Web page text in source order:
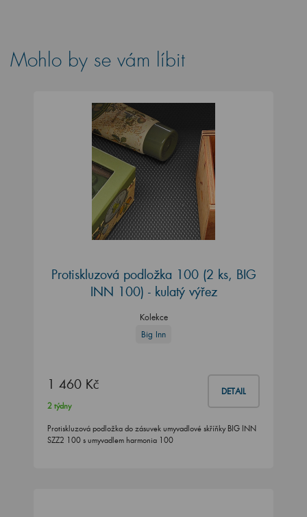
Mohlo by se vám líbit
Protiskluzová podložka 100 (2 ks, BIG
INN 100) - kulatý výřez
Kolekce
Big Inn
1 460 Kč DETAIL
2 týdny
Protiskluzová podložka do zásuvek umyvadlové skříňky BIG INN
SZZ2 100 s umyvadlem harmonia 100